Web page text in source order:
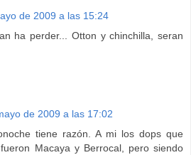
de 2009 a las 15:24
ha perder... Otton y chinchilla, seran
de 2009 a las 17:02
tiene razón. A mi los dops que
Macaya y Berrocal, pero siendo